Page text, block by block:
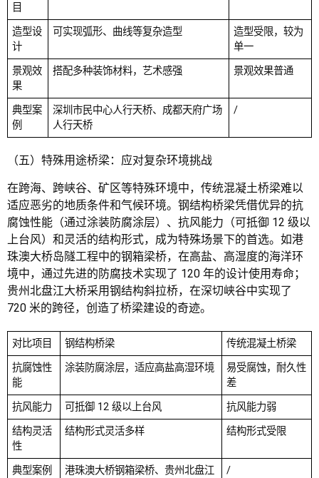
目
造型设
计
可实现弧形、曲线等复杂造型
造型受限，较为
单一
景观效
果
搭配多种装饰材料，艺术感强 景观效果普通
典型案
例
深圳市民中心人行天桥、成都天府广场
人行天桥
/
（五）特殊用途桥梁：应对复杂环境挑战
在跨海、跨峡谷、矿区等特殊环境中，传统混凝土桥梁难以
适应恶劣的地质条件和气候环境。钢结构桥梁凭借优异的抗
腐蚀性能（通过涂装防腐涂层）、抗风能力（可抵御 12 级以
上台风）和灵活的结构形式，成为特殊场景下的首选。如港
珠澳大桥岛隧工程中的钢箱梁桥，在高盐、高湿度的海洋环
境中，通过先进的防腐技术实现了 120 年的设计使用寿命；
贵州北盘江大桥采用钢结构斜拉桥，在深切峡谷中实现了
720 米的跨径，创造了桥梁建设的奇迹。
对比项目 钢结构桥梁
传统混凝土桥梁
抗腐蚀性
能
涂装防腐涂层，适应高盐高湿环境
易受腐蚀，耐久性
差
抗风能力
可抵御 12 级以上台风
抗风能力弱
结构灵活
性
结构形式灵活多样 结构形式受限
典型案例
港珠澳大桥钢箱梁桥、贵州北盘江
/